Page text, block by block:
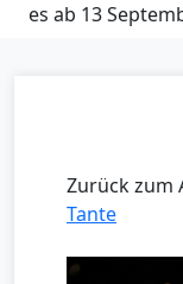
es ab 13
Zurück zum
Tante